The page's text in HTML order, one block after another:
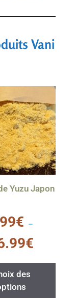
Vani
Yuzu Japon
€ –
€
des